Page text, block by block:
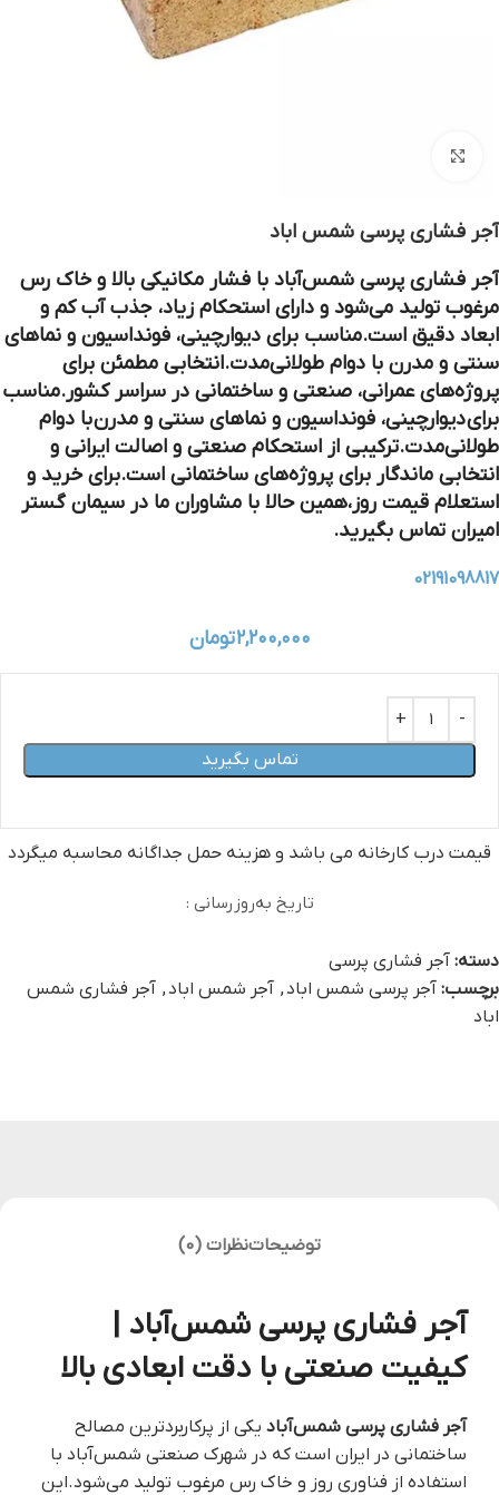
آجر فشاری پرسی شمس اباد
آجر فشاری پرسی شمس‌آباد با فشار مکانیکی بالا و خاک رس
مرغوب تولید می‌شود و دارای استحکام زیاد، جذب آب کم و
ابعاد دقیق است.مناسب برای دیوارچینی، فونداسیون و نماهای
سنتی و مدرن با دوام طولانی‌مدت.انتخابی مطمئن برای
پروژه‌های عمرانی، صنعتی و ساختمانی در سراسر کشور.مناسب
برایدیوارچینی، فونداسیون و نماهای سنتی و مدرنبا دوام
طولانی‌مدت.ترکیبی از استحکام صنعتی و اصالت ایرانی و
انتخابی ماندگار برای پروژه‌های ساختمانی است.برای خرید و
استعلام قیمت روز،همین حالا با مشاوران ما در سیمان گستر
امیران تماس بگیرید.
02191098817
۲,۲۰۰,۰۰۰تومان
تماس بگیرید
قیمت درب کارخانه می‏ باشد و هزینه حمل جداگانه محاسبه میگردد
تاریخ به‌روزرسانی :
دسته: آجر فشاری پرسی
برچسب: آجر پرسی شمس اباد, آجر شمس اباد, آجر فشاری شمس
اباد
توضیحاتنظرات (0)
آجر فشاری پرسی شمس‌آباد |
کیفیت صنعتی با دقت ابعادی بالا
آجر فشاری پرسی شمس‌آباد یکی از پرکاربردترین مصالح
ساختمانی در ایران است که در شهرک صنعتی شمس‌آباد با
استفاده از فناوری روز و خاک رس مرغوب تولید می‌شود.این